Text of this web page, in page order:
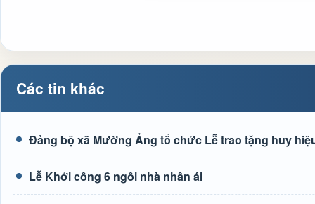
Các tin khác
Đảng bộ xã Mường Ảng tổ chức Lễ trao tặng huy
Lễ Khởi công 6 ngôi nhà nhân ái